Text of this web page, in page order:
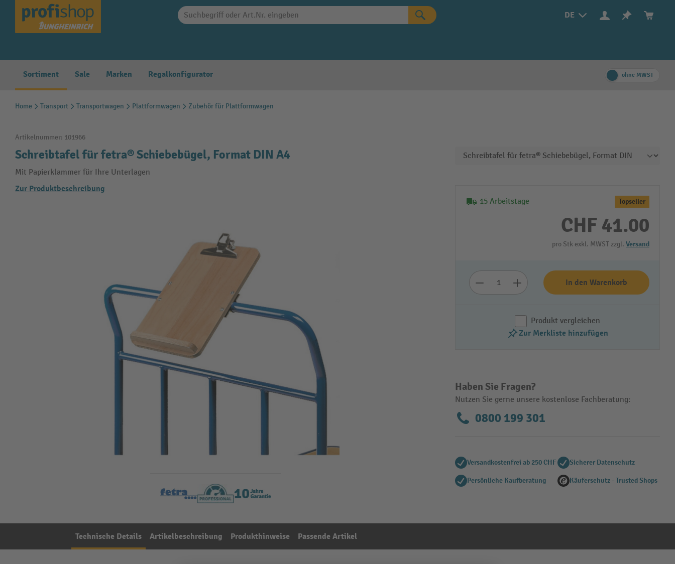
Zur Hauptnavigation springen DE
Sortiment Sale Marken Regalkonfigurator ohne MWST
Home Transport Transportwagen Plattformwagen Zubehör für Plattformwagen
Artikelnummer: 101966
Schreibtafel für fetra® Schiebebügel, Format DIN A4
Mit Papierklammer für Ihre Unterlagen
Zur Produktbeschreibung
15 Arbeitstage Topseller
CHF 41.00
pro Stk exkl. MWST zzgl. Versand
In den Warenkorb
Produkt vergleichen
Zur Merkliste hinzufügen
Haben Sie Fragen?
Nutzen Sie gerne unsere kostenlose Fachberatung:
0800 199 301
Versandkostenfrei ab 250 CHF Sicherer Datenschutz
Persönliche Kaufberatung Käuferschutz - Trusted Shops
Technische Details Artikelbeschreibung Produkthinweise Passende Artikel